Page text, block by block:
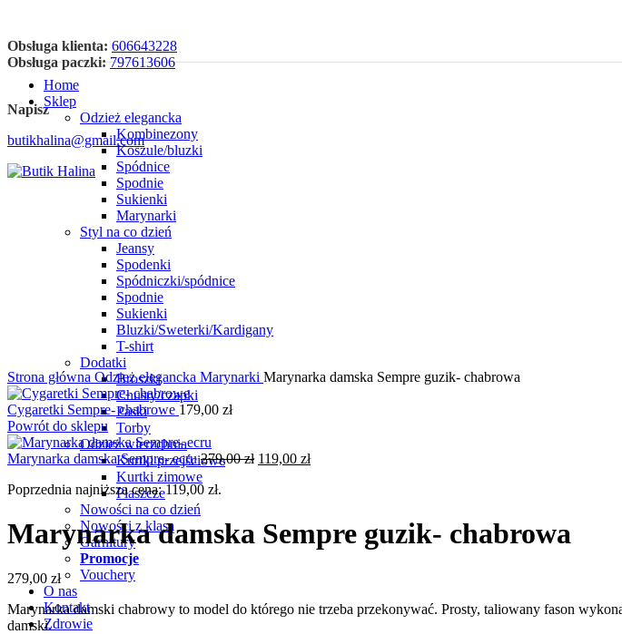
Obsługa klienta: 606643228
Obsługa paczki:797613606
Napisz
butikhalina@gmail.com
Home
Sklep
Odzież elegancka
Kombinezony
Koszule/bluzki
Spódnice
Spodnie
Sukienki
Marynarki
Styl na co dzień
Jeansy
Spodenki
Spódniczki/spódnice
Spodnie
Sukienki
Bluzki/Sweterki/Kardigany
T-shirt
Dodatki
Broszki
Chusty/czapki
Paski
Torby
Odzież wierzchnia
Kurtki przejściowe
Kurtki zimowe
Płaszcze
Nowości na co dzień
Nowości z klasą
Garnitury
Promocje
Vouchery
O nas
Kontakt
Zdrowie
Kliknij aby powiększyć
Strona główna Odzież elegancka Marynarki Marynarka damska Sempre guzik- chabrowa
Cygaretki Sempre- chabrowe 179,00 zł
Powrót do sklepu
Marynarka damska Sempre- ecru279,00zł Pierwotna
119,00 złAktualna
Poprzednia najniższa cena:119,00 zł.
Marynarka damska Sempre guzik- chabrowa
279,00 zł
Marynarka damski chabrowy to model do którego nie trzeba przekonywać. Prosty, taliowany fason
damski.